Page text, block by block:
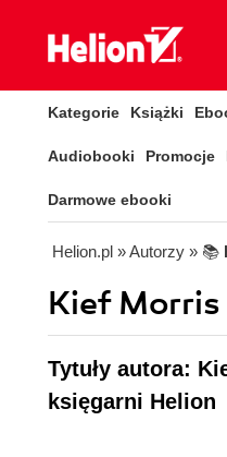
Kategorie Książki
Audiobooki Promocje
Darmowe ebooki
Helion.pl » Autorzy » 📚
Kief
Tytuły autora:
księgarni Helion